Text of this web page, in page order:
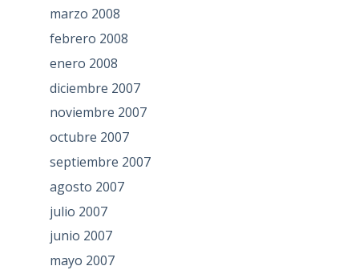
marzo 2008
febrero 2008
enero 2008
diciembre 2007
noviembre 2007
octubre 2007
septiembre 2007
agosto 2007
julio 2007
junio 2007
mayo 2007